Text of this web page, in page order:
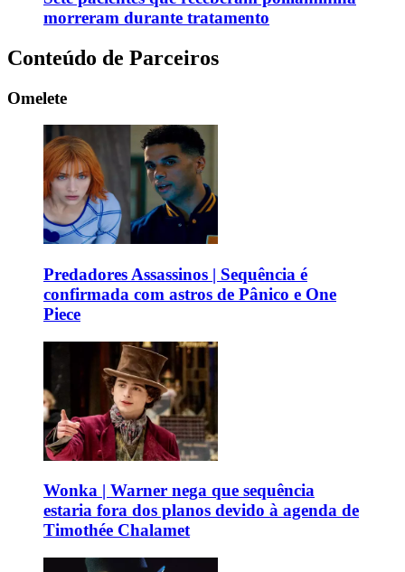
morreram durante tratamento
Conteúdo de Parceiros
Omelete
Predadores Assassinos | Sequência é
confirmada com astros de Pânico e One
Piece
Wonka | Warner nega que sequência
estaria fora dos planos devido à agenda de
Timothée Chalamet